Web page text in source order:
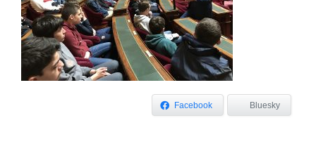
Facebook Bluesky